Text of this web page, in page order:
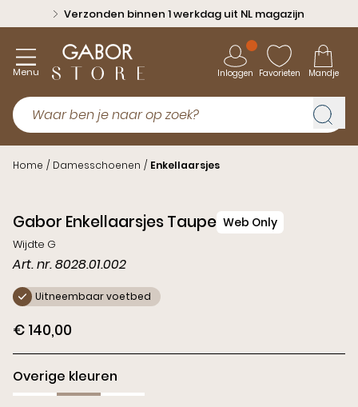
Verzonden binnen 1 werkdag uit NL magazijn
Menu Inloggen Favorieten Mandje
Home / Damesschoenen / Enkellaarsjes
Gabor Enkellaarsjes Taupe Web Only
Wijdte G
Art. nr. 8028.01.002
Uitneembaar voetbed
€ 140,00
Overige kleuren